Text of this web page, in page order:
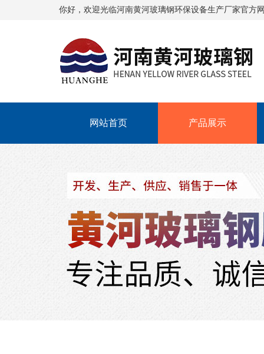
你好，欢迎光临河南黄河玻璃钢环保设备生产厂家官方
网站首页 产品展示